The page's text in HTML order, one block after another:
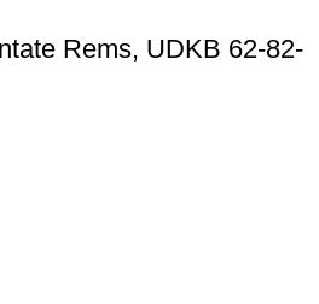
Rems, UDKB 62-82-